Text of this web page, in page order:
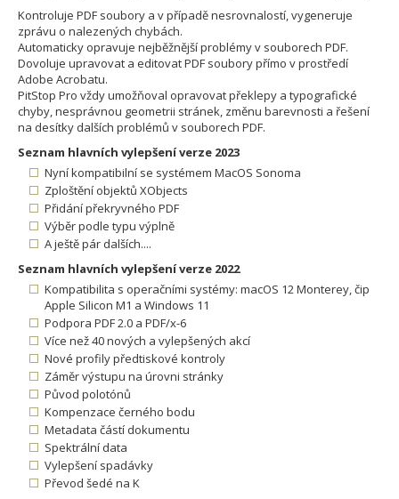
Kontroluje PDF soubory a v případě nesrovnalostí, vygeneruje
zprávu o nalezených chybách.
Automaticky opravuje nejběžnější problémy v souborech PDF.
Dovoluje upravovat a editovat PDF soubory přímo v prostředí
Adobe Acrobatu.
PitStop Pro vždy umožňoval opravovat překlepy a typografické
chyby, nesprávnou geometrii stránek, změnu barevnosti a řešení
na desítky dalších problémů v souborech PDF.
Seznam hlavních vylepšení verze 2023
Nyní kompatibilní se systémem MacOS Sonoma
Zploštění objektů XObjects
Přidání překryvného PDF
Výběr podle typu výplně
A ještě pár dalších....
Seznam hlavních vylepšení verze 2022
Kompatibilita s operačními systémy: macOS 12 Monterey, čip
Apple Silicon M1 a Windows 11
Podpora PDF 2.0 a PDF/x-6
Více než 40 nových a vylepšených akcí
Nové profily předtiskové kontroly
Záměr výstupu na úrovni stránky
Původ polotónů
Kompenzace černého bodu
Metadata částí dokumentu
Spektrální data
Vylepšení spadávky
Převod šedé na K